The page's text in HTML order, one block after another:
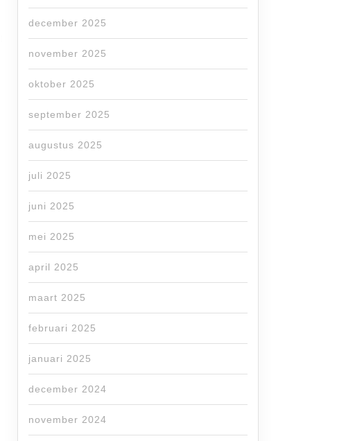
december 2025
november 2025
oktober 2025
september 2025
augustus 2025
juli 2025
juni 2025
mei 2025
april 2025
maart 2025
februari 2025
januari 2025
december 2024
november 2024